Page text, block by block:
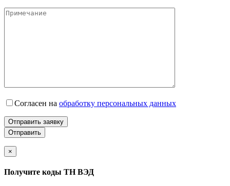
Согласен на обработку персональных данных
Отправить заявку
×
Получите коды ТН ВЭД